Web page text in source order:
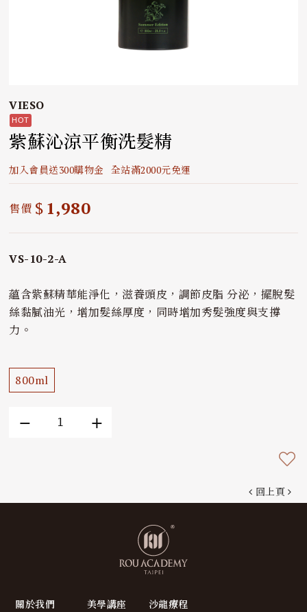
VIESO
紫蘇沁涼平衡洗髮精
加入會員送300購物金 全站滿2000元免運
售價 $1,980
VS-10-2-A
蘊含紫蘇精華能淨化，滋養頭皮，調節皮脂 分泌，擺脫髮
絲黏膩油光，增加髮絲厚度，同時增加秀髮強度與支撐
力。
800ml
回上頁
關於我們
美學講座
沙龍療程